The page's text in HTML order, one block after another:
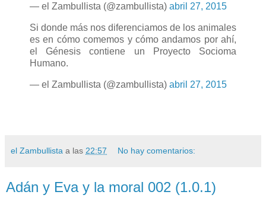
— el Zambullista (@zambullista) abril 27, 2015
Si donde más nos diferenciamos de los animales
es en cómo comemos y cómo andamos por ahí,
el Génesis contiene un Proyecto Socioma
Humano.
— el Zambullista (@zambullista) abril 27, 2015
el Zambullista a las 22:57 No hay comentarios:
Adán y Eva y la moral 002 (1.0.1)